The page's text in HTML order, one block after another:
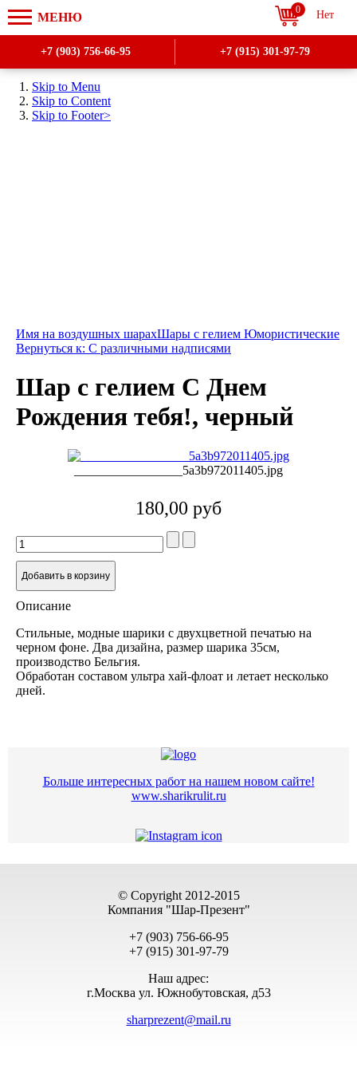
Skip to Menu
Skip to Content
Skip to Footer>
Имя на воздушных шарахШары с гелием Юмористические
Вернуться к: С различными надписями
Шар с гелием С Днем
Рождения тебя!, черный
_________________5a3b972011405.jpg
180,00 руб
Описание
Стильные, модные шарики с двухцветной печатью на
черном фоне. Два дизайна, размер шарика 35см,
производство Бельгия.
Обработан составом ультра хай-флоат и летает несколько
дней.
МЕНЮ
0
+7 (903) 756-66-95 +7 (915) 301-97-79
Больше интересных работ на нашем новом сайте!
www.sharikrulit.ru
© Copyright 2012-2015
Компания "Шар-Презент"
+7 (903) 756-66-95
+7 (915) 301-97-79
Наш адрес:
г.Москва ул. Южнобутовская, д53
sharprezent@mail.ru